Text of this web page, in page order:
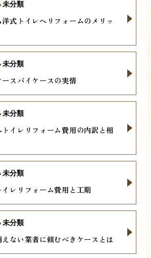
式トイレへリフォームのメリッ
未分類
スバイケースの実情
未分類
イレリフォーム費用の内訳と相
未分類
レリフォーム費用と工期
未分類
ない業者に頼むべきケースとは
未分類